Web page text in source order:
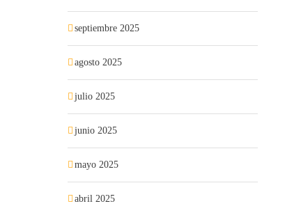
septiembre 2025
agosto 2025
julio 2025
junio 2025
mayo 2025
abril 2025